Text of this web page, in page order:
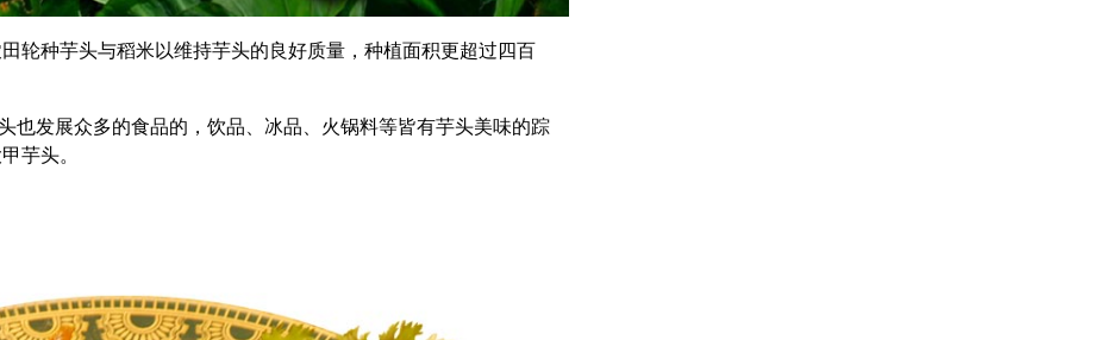
轮种芋头与稻米以维持芋头的良好质量，种植面积更超过四百
也发展众多的食品的，饮品、冰品、火锅料等皆有芋头美味的踪
芋头。